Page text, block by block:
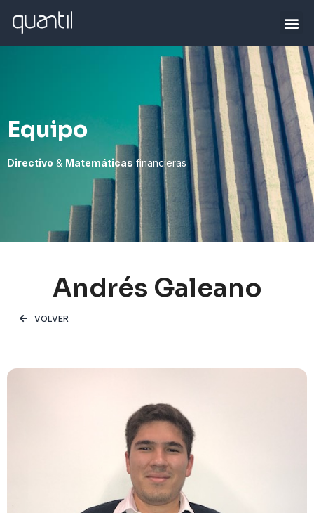
Equipo
Directivo & Matemáticas financieras
Andrés Galeano
VOLVER